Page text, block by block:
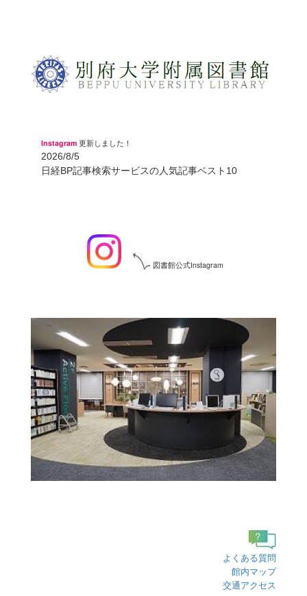
Instagram 更新しました！
2026/8/5
日経BP記事検索サービスの人気記事ベスト10
図書館公式Instagram
よくある質問
館内マップ
交通アクセス